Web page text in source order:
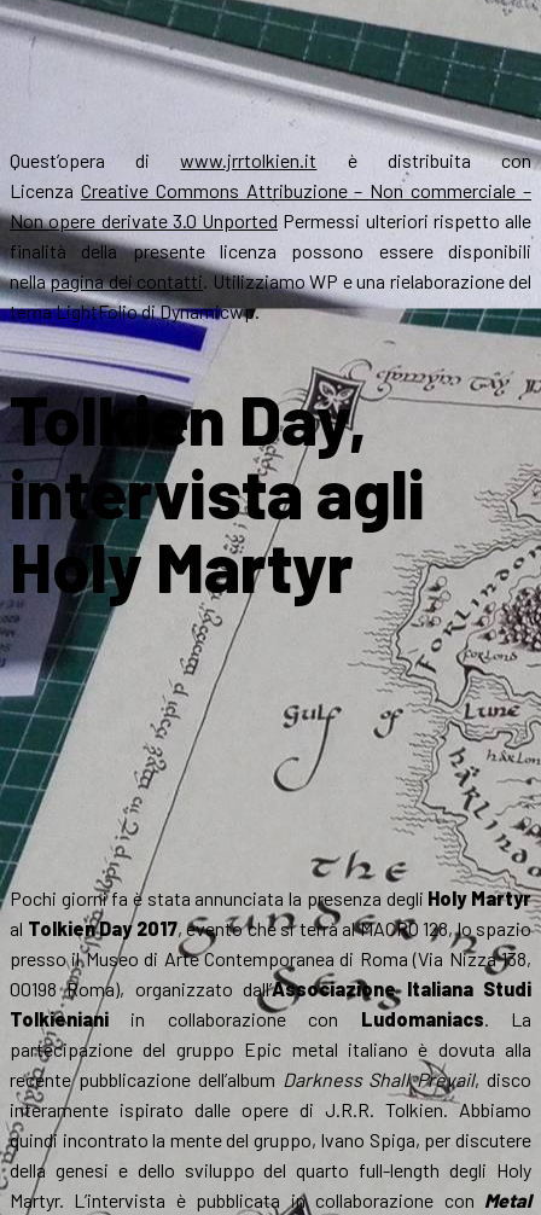
Quest’opera diwww.jrrtolkien.it è distribuita con
Licenza Creative Commons Attribuzione – Non commerciale –
Non opere derivate 3.0 Unported Permessi ulteriori rispetto alle
finalità della presente licenza possono essere disponibili
nellapagina dei contatti. Utilizziamo WP e una rielaborazione del
tema LightFolio di Dynamicwp.
Tolkien Day,
intervista agli
Holy Martyr
Pochi giorni fa è stata annunciata la presenza degli Holy Martyr
al Tolkien Day 2017, evento che si terrà al MACRO 128, lo spazio
presso il Museo di Arte Contemporanea di Roma (Via Nizza 138,
00198 Roma), organizzato dall’Associazione Italiana Studi
Tolkieniani in collaborazione con Ludomaniacs. La
partecipazione del gruppo Epic metal italiano è dovuta alla
recente pubblicazione dell’album Darkness Shall Prevail, disco
interamente ispirato dalle opere di J.R.R. Tolkien. Abbiamo
quindi incontrato la mente del gruppo, Ivano Spiga, per discutere
della genesi e dello sviluppo del quarto full-length degli Holy
Martyr. L’intervista è pubblicata in collaborazione con Metal